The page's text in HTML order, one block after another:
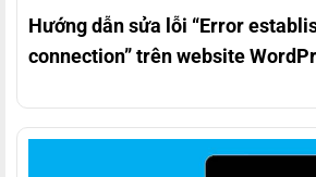
Hướng dẫn sửa lỗi “Error
connection” trên website